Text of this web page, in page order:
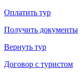
Оплатить тур
Получить документы
Вернуть тур
Договор с туристом